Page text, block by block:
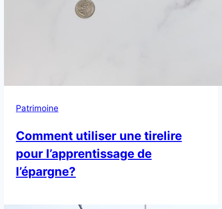
Patrimoine
Comment utiliser une tirelire
pour l’apprentissage de
l’épargne?